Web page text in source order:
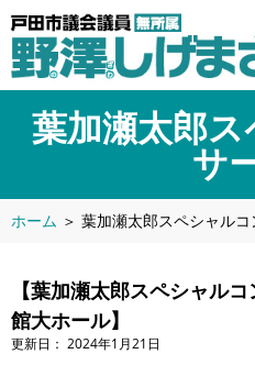
葉加瀬太郎
サ
ホーム ＞ 葉加瀬太郎スペシャルコ
【葉加瀬太郎スペシャル
館大ホール】
2024年1月21日